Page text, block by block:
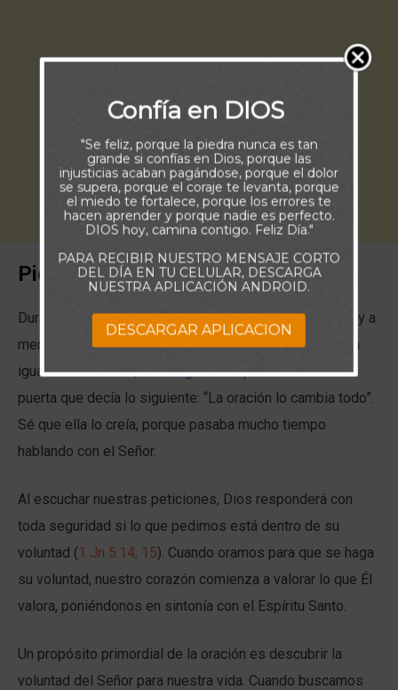
Piensa:
Durante mi infancia, mi madre y yo nos mudábamos muy a
menudo, pero dondequiera que viviéramos, algo seguía
igual. En cada casa, ella colgaba una placa cerca de la
puerta que decía lo siguiente: “La oración lo cambia todo”.
Sé que ella lo creía, porque pasaba mucho tiempo
hablando con el Señor.
Al escuchar nuestras peticiones, Dios responderá con
toda seguridad si lo que pedimos está dentro de su
voluntad (1 Jn 5.14, 15). Cuando oramos para que se haga
su voluntad, nuestro corazón comienza a valorar lo que Él
valora, poniéndonos en sintonía con el Espíritu Santo.
Un propósito primordial de la oración es descubrir la
voluntad del Señor para nuestra vida. Cuando buscamos
Confía en DIOS
"Se feliz, porque la piedra nunca es tan
grande si confías en Dios, porque las
injusticias acaban pagándose, porque el dolor
se supera, porque el coraje te levanta, porque
el miedo te fortalece, porque los errores te
hacen aprender y porque nadie es perfecto.
DIOS hoy, camina contigo. Feliz Día."
PARA RECIBIR NUESTRO MENSAJE CORTO
DEL DÍA EN TU CELULAR, DESCARGA
NUESTRA APLICACIÓN ANDROID.
DESCARGAR APLICACION